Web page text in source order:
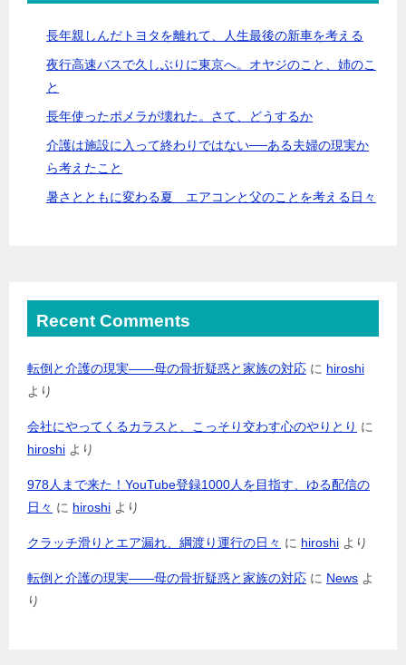
長年親しんだトヨタを離れて、人生最後の新車を考える
夜行高速バスで久しぶりに東京へ。オヤジのこと、姉のこ
と
長年使ったポメラが壊れた。さて、どうするか
介護は施設に入って終わりではない──ある夫婦の現実か
ら考えたこと
暑さとともに変わる夏 エアコンと父のことを考える日々
Recent Comments
転倒と介護の現実――母の骨折疑惑と家族の対応 に hiroshi
より
会社にやってくるカラスと、こっそり交わす心のやりとり に
hiroshi より
978人まで来た！YouTube登録1000人を目指す、ゆる配信の
日々 に hiroshi より
クラッチ滑りとエア漏れ、綱渡り運行の日々 に hiroshi より
転倒と介護の現実――母の骨折疑惑と家族の対応 に News よ
り